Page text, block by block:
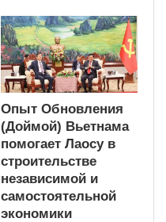
Опыт Обновления
(Доймой) Вьетнама
помогает Лаосу в
строительстве
независимой и
самостоятельной
экономики